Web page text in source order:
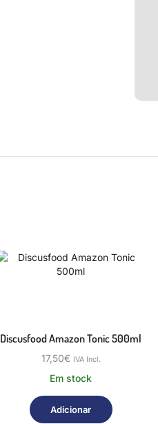
Discusfood Amazon Tonic 500ml
17,50€ IVA Incl.
Em stock
Adicionar